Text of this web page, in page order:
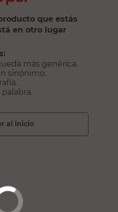
que estás
en otro lugar
más genérica.
sinónimo.
al inicio